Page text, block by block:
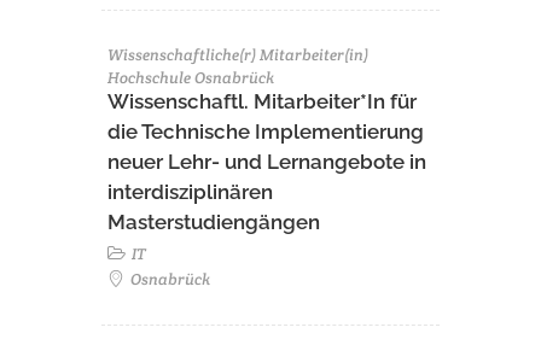
Wissenschaftliche(r) Mitarbeiter(in)
Hochschule Osnabrück
Wissenschaftl. Mitarbeiter*In für
die Technische Implementierung
neuer Lehr- und Lernangebote in
interdisziplinären
Masterstudiengängen
IT
Osnabrück